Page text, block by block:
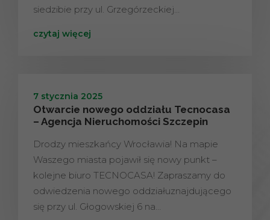
siedzibie przy ul. Grzegórzeckiej…
czytaj więcej
7 stycznia 2025
Otwarcie nowego oddziału Tecnocasa
– Agencja Nieruchomości Szczepin
Drodzy mieszkańcy Wrocławia! Na mapie
Waszego miasta pojawił się nowy punkt –
kolejne biuro TECNOCASA! Zapraszamy do
odwiedzenia nowego oddziałuznajdującego
się przy ul. Głogowskiej 6 na…